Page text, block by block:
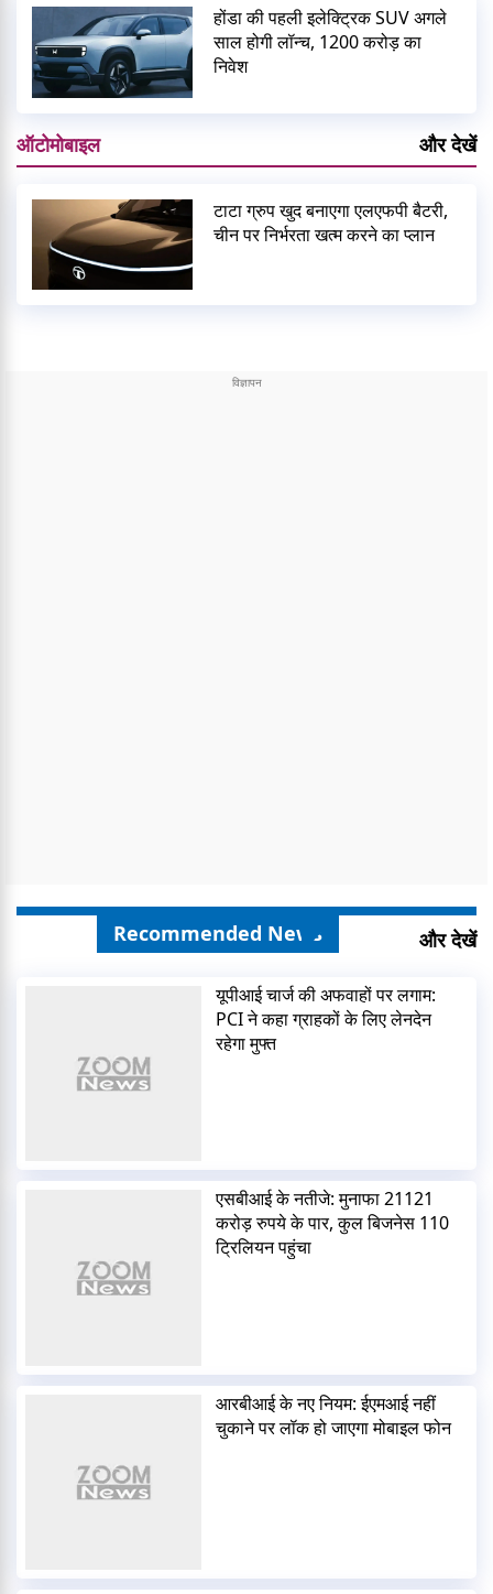
होंडा की पहली इलेक्ट्रिक SUV अगले
साल होगी लॉन्च, 1200 करोड़ का
निवेश
ऑटोमोबाइल और देखें
टाटा ग्रुप खुद बनाएगा एलएफपी बैटरी,
चीन पर निर्भरता खत्म करने का प्लान
Recommended News और देखें
यूपीआई चार्ज की अफवाहों पर लगाम:
PCI ने कहा ग्राहकों के लिए लेनदेन
रहेगा मुफ्त
एसबीआई के नतीजे: मुनाफा 21121
करोड़ रुपये के पार, कुल बिजनेस 110
ट्रिलियन पहुंचा
आरबीआई के नए नियम: ईएमआई नहीं
चुकाने पर लॉक हो जाएगा मोबाइल फोन